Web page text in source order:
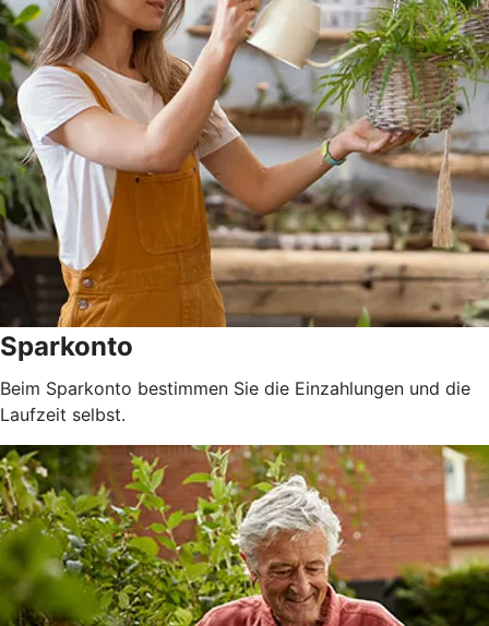
Sparkonto
Beim Sparkonto bestimmen Sie die Einzahlungen und die
Laufzeit selbst.